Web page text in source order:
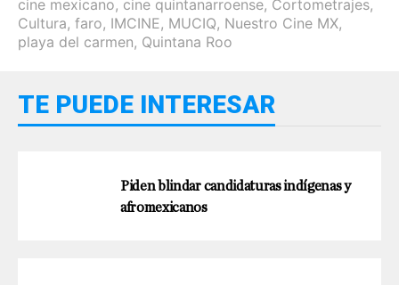
cine mexicano, cine quintanarroense, Cortometrajes,
Cultura, faro, IMCINE, MUCIQ, Nuestro Cine MX,
playa del carmen, Quintana Roo
TE PUEDE INTERESAR
Piden blindar candidaturas indígenas y
afromexicanos